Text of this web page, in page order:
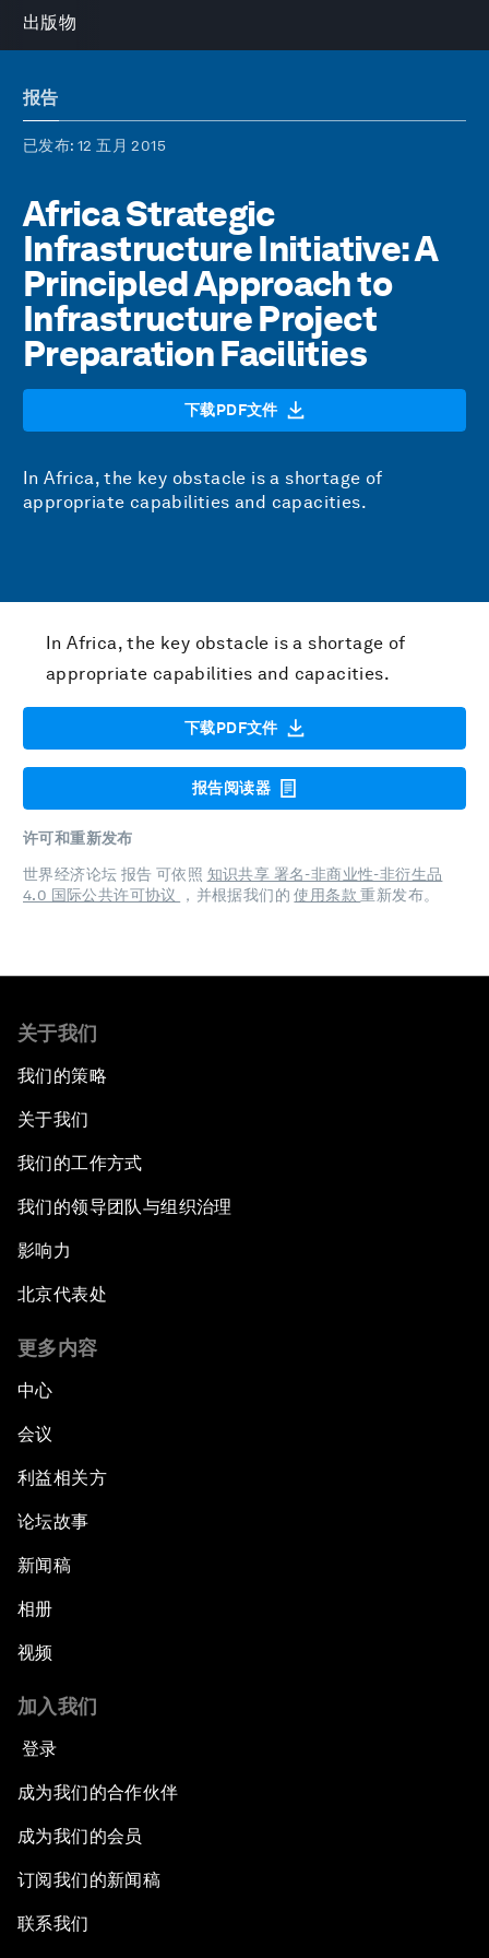
出版物
报告
已发布: 12 五月 2015
Africa Strategic
Infrastructure Initiative: A
Principled Approach to
Infrastructure Project
Preparation Facilities
下载PDF文件
In Africa, the key obstacle is a shortage of
appropriate capabilities and capacities.
In Africa, the key obstacle is a shortage of
appropriate capabilities and capacities.
下载PDF文件
报告阅读器
许可和重新发布
世界经济论坛 报告 可依照 知识共享 署名-非商业性-非衍生品
4.0 国际公共许可协议
，并根据我们的使用条款重新发布。
关于我们
我们的策略
关于我们
我们的工作方式
我们的领导团队与组织治理
影响力
北京代表处
更多内容
中心
会议
利益相关方
论坛故事
新闻稿
相册
视频
加入我们
登录
成为我们的合作伙伴
成为我们的会员
订阅我们的新闻稿
联系我们